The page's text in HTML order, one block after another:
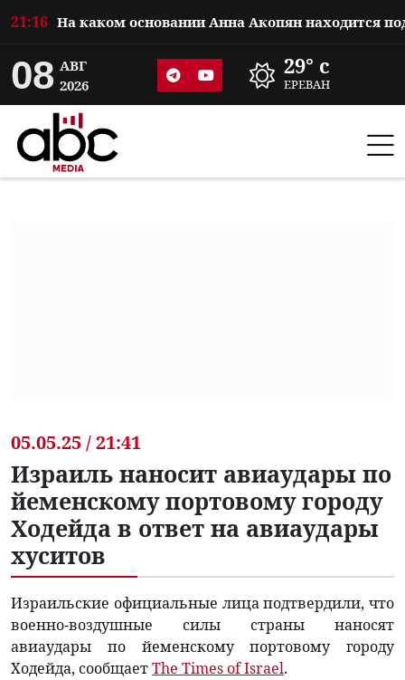
21:16
08 АВГ
2026
29° c
ЕРЕВАН
05.05.25 / 21:41
Израиль наносит авиаудары по
йеменскому портовому городу
Ходейда в ответ на авиаудары
хуситов
Израильские официальные лица подтвердили, что
военно-воздушные силы страны наносят
авиаудары по йеменскому портовому городу
Ходейда, сообщаетThe Times of Israel.